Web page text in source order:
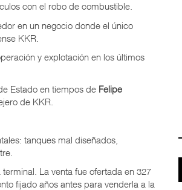
con el robo de combustible.
en un negocio donde el único
KKR.
y explotación en los últimos
Estado en tiempos de Felipe
de KKR.
tanques mal diseñados,
La venta fue ofertada en 327
fijado años antes para venderla a la